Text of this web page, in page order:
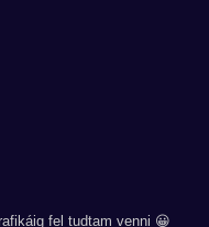
fel tudtam venni 😀